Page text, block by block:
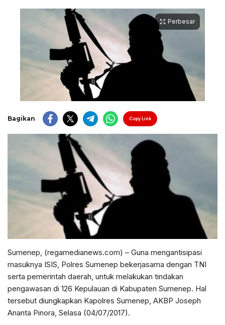
Perbesar
Bagikan Copy Link
Sumenep, (regamedianews.com) – Guna mengantisipasi
masuknya ISIS, Polres Sumenep bekerjasama dengan TNI
serta pemerintah daerah, untuk melakukan tindakan
pengawasan di 126 Kepulauan di Kabupaten Sumenep. Hal
tersebut diungkapkan Kapolres Sumenep, AKBP Joseph
Ananta Pinora, Selasa (04/07/2017).